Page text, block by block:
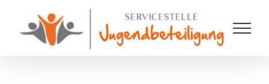
Inhalt
springen